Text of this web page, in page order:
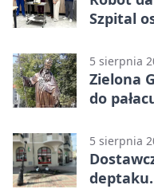
Szpital
5 sierpnia
Zielona
do
5 sierpnia
deptaku.